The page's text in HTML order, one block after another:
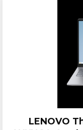
LENOVO